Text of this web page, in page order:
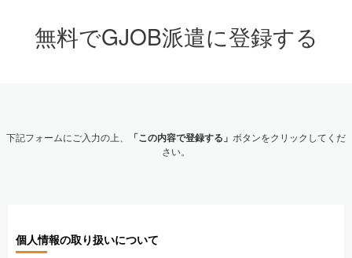
無料でGJOB派遣に登録する
下記フォームにご入力の上、 「この内容で登録する」 ボタンをクリックしてくだ
さい。
個人情報の取り扱いについて